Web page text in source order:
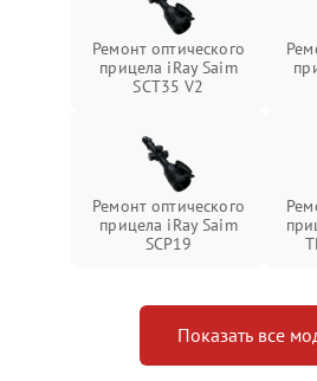
Ремонт оптического
прицела iRay Saim
SCT35 V2
Ремонт оптического
прицела iRay Saim
SCP19
Показать все